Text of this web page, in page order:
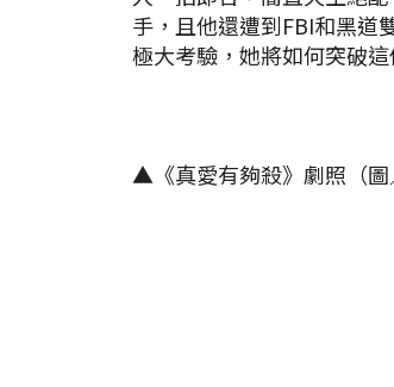
手，且他還遭到FBI和黑道
極大考驗，她將如何突破
▲《真愛有夠殺》劇照（圖